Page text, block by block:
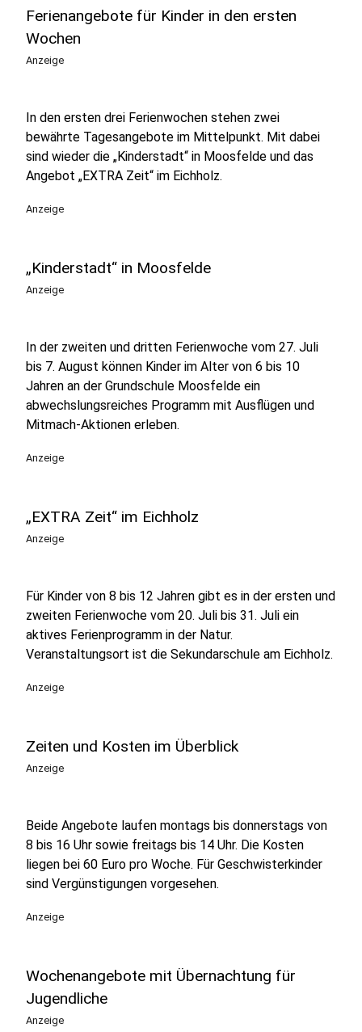
Ferienangebote für Kinder in den ersten
Wochen
Anzeige
In den ersten drei Ferienwochen stehen zwei
bewährte Tagesangebote im Mittelpunkt. Mit dabei
sind wieder die „Kinderstadt“ in Moosfelde und das
Angebot „EXTRA Zeit“ im Eichholz.
Anzeige
„Kinderstadt“ in Moosfelde
Anzeige
In der zweiten und dritten Ferienwoche vom 27. Juli
bis 7. August können Kinder im Alter von 6 bis 10
Jahren an der Grundschule Moosfelde ein
abwechslungsreiches Programm mit Ausflügen und
Mitmach-Aktionen erleben.
Anzeige
„EXTRA Zeit“ im Eichholz
Anzeige
Für Kinder von 8 bis 12 Jahren gibt es in der ersten und
zweiten Ferienwoche vom 20. Juli bis 31. Juli ein
aktives Ferienprogramm in der Natur.
Veranstaltungsort ist die Sekundarschule am Eichholz.
Anzeige
Zeiten und Kosten im Überblick
Anzeige
Beide Angebote laufen montags bis donnerstags von
8 bis 16 Uhr sowie freitags bis 14 Uhr. Die Kosten
liegen bei 60 Euro pro Woche. Für Geschwisterkinder
sind Vergünstigungen vorgesehen.
Anzeige
Wochenangebote mit Übernachtung für
Jugendliche
Anzeige